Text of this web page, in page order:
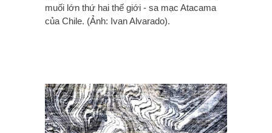
muối lớn thứ hai thế giới - sa mạc Atacama
của Chile. (Ảnh: Ivan Alvarado).